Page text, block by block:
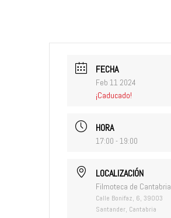
FECHA
Feb 11 2024
¡Caducado!
HORA
17:00 - 19:00
LOCALIZACIÓN
Filmoteca de Cantabria
Calle Bonifaz, 6, 39003
Santander, Cantabria